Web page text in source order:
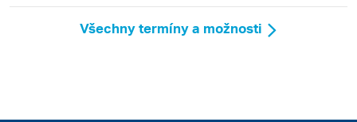
Všechny termíny a možnosti